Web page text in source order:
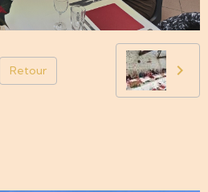
Retour